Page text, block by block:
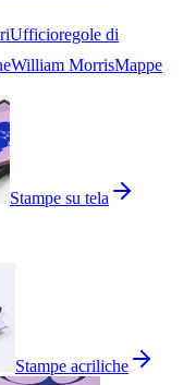
Ufficioregole di
William MorrisMappe
Stampe su tela
Stampe acriliche